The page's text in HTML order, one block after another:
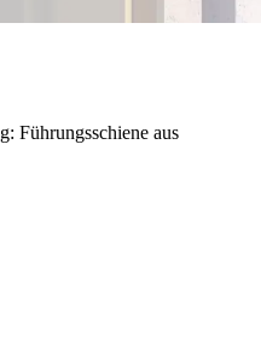
Führungsschiene aus